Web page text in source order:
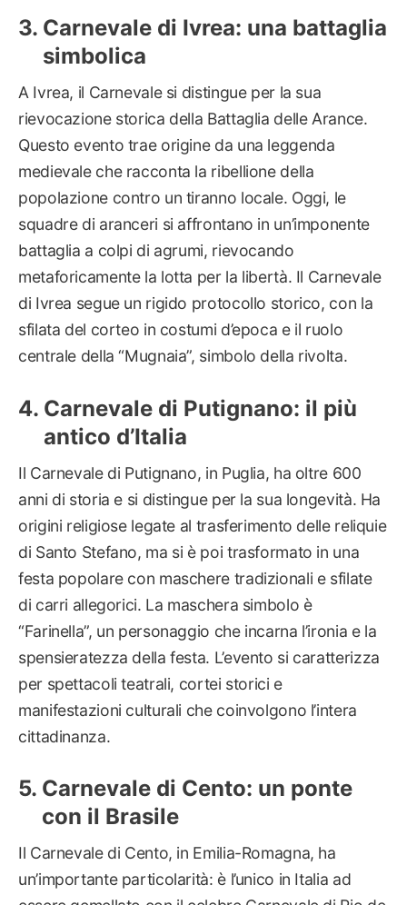
Carnevale di Ivrea: una battaglia
simbolica
A Ivrea, il Carnevale si distingue per la sua
rievocazione storica della Battaglia delle Arance.
Questo evento trae origine da una leggenda
medievale che racconta la ribellione della
popolazione contro un tiranno locale. Oggi, le
squadre di aranceri si affrontano in un’imponente
battaglia a colpi di agrumi, rievocando
metaforicamente la lotta per la libertà. Il Carnevale
di Ivrea segue un rigido protocollo storico, con la
sfilata del corteo in costumi d’epoca e il ruolo
centrale della “Mugnaia”, simbolo della rivolta.
Carnevale di Putignano: il più
antico d’Italia
Il Carnevale di Putignano, in Puglia, ha oltre 600
anni di storia e si distingue per la sua longevità. Ha
origini religiose legate al trasferimento delle reliquie
di Santo Stefano, ma si è poi trasformato in una
festa popolare con maschere tradizionali e sfilate
di carri allegorici. La maschera simbolo è
“Farinella”, un personaggio che incarna l’ironia e la
spensieratezza della festa. L’evento si caratterizza
per spettacoli teatrali, cortei storici e
manifestazioni culturali che coinvolgono l’intera
cittadinanza.
Carnevale di Cento: un ponte
con il Brasile
Il Carnevale di Cento, in Emilia-Romagna, ha
un’importante particolarità: è l’unico in Italia ad